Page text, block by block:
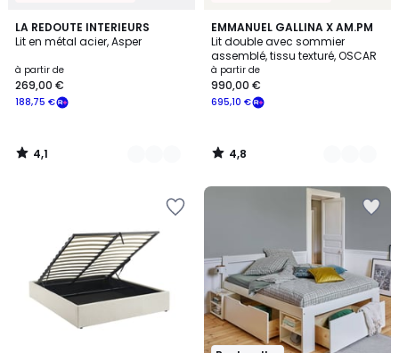
LA REDOUTE INTERIEURS
Lit en métal acier, Asper
à partir de
188,75 €
269,00 €
4,1
/ 5
2
Couleurs
4,1
/
EMMANUEL GALLINA X AM.PM
Lit double avec sommier
assemblé, tissu texturé, OSCAR
à partir de
695,10 €
990,00 €
4,8
/ 5
2
Couleurs
4,8
/